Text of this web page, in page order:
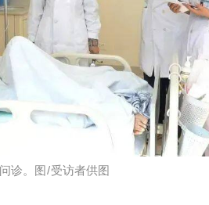
诊。 图/受访者供图